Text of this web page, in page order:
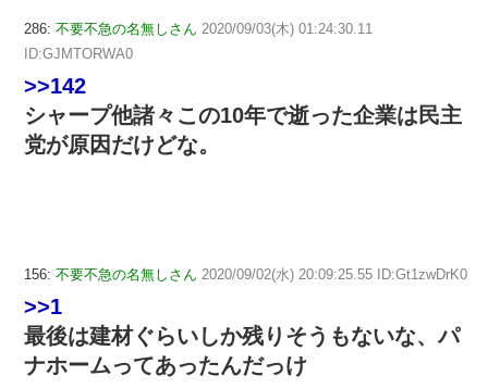
286: 不要不急の名無しさん 2020/09/03(木) 01:24:30.11
ID:GJMTORWA0
>>142
シャープ他諸々この10年で逝った企業は民主
党が原因だけどな。
156: 不要不急の名無しさん 2020/09/02(水) 20:09:25.55 ID:Gt1zwDrK0
>>1
最後は建材ぐらいしか残りそうもないな、パ
ナホームってあったんだっけ